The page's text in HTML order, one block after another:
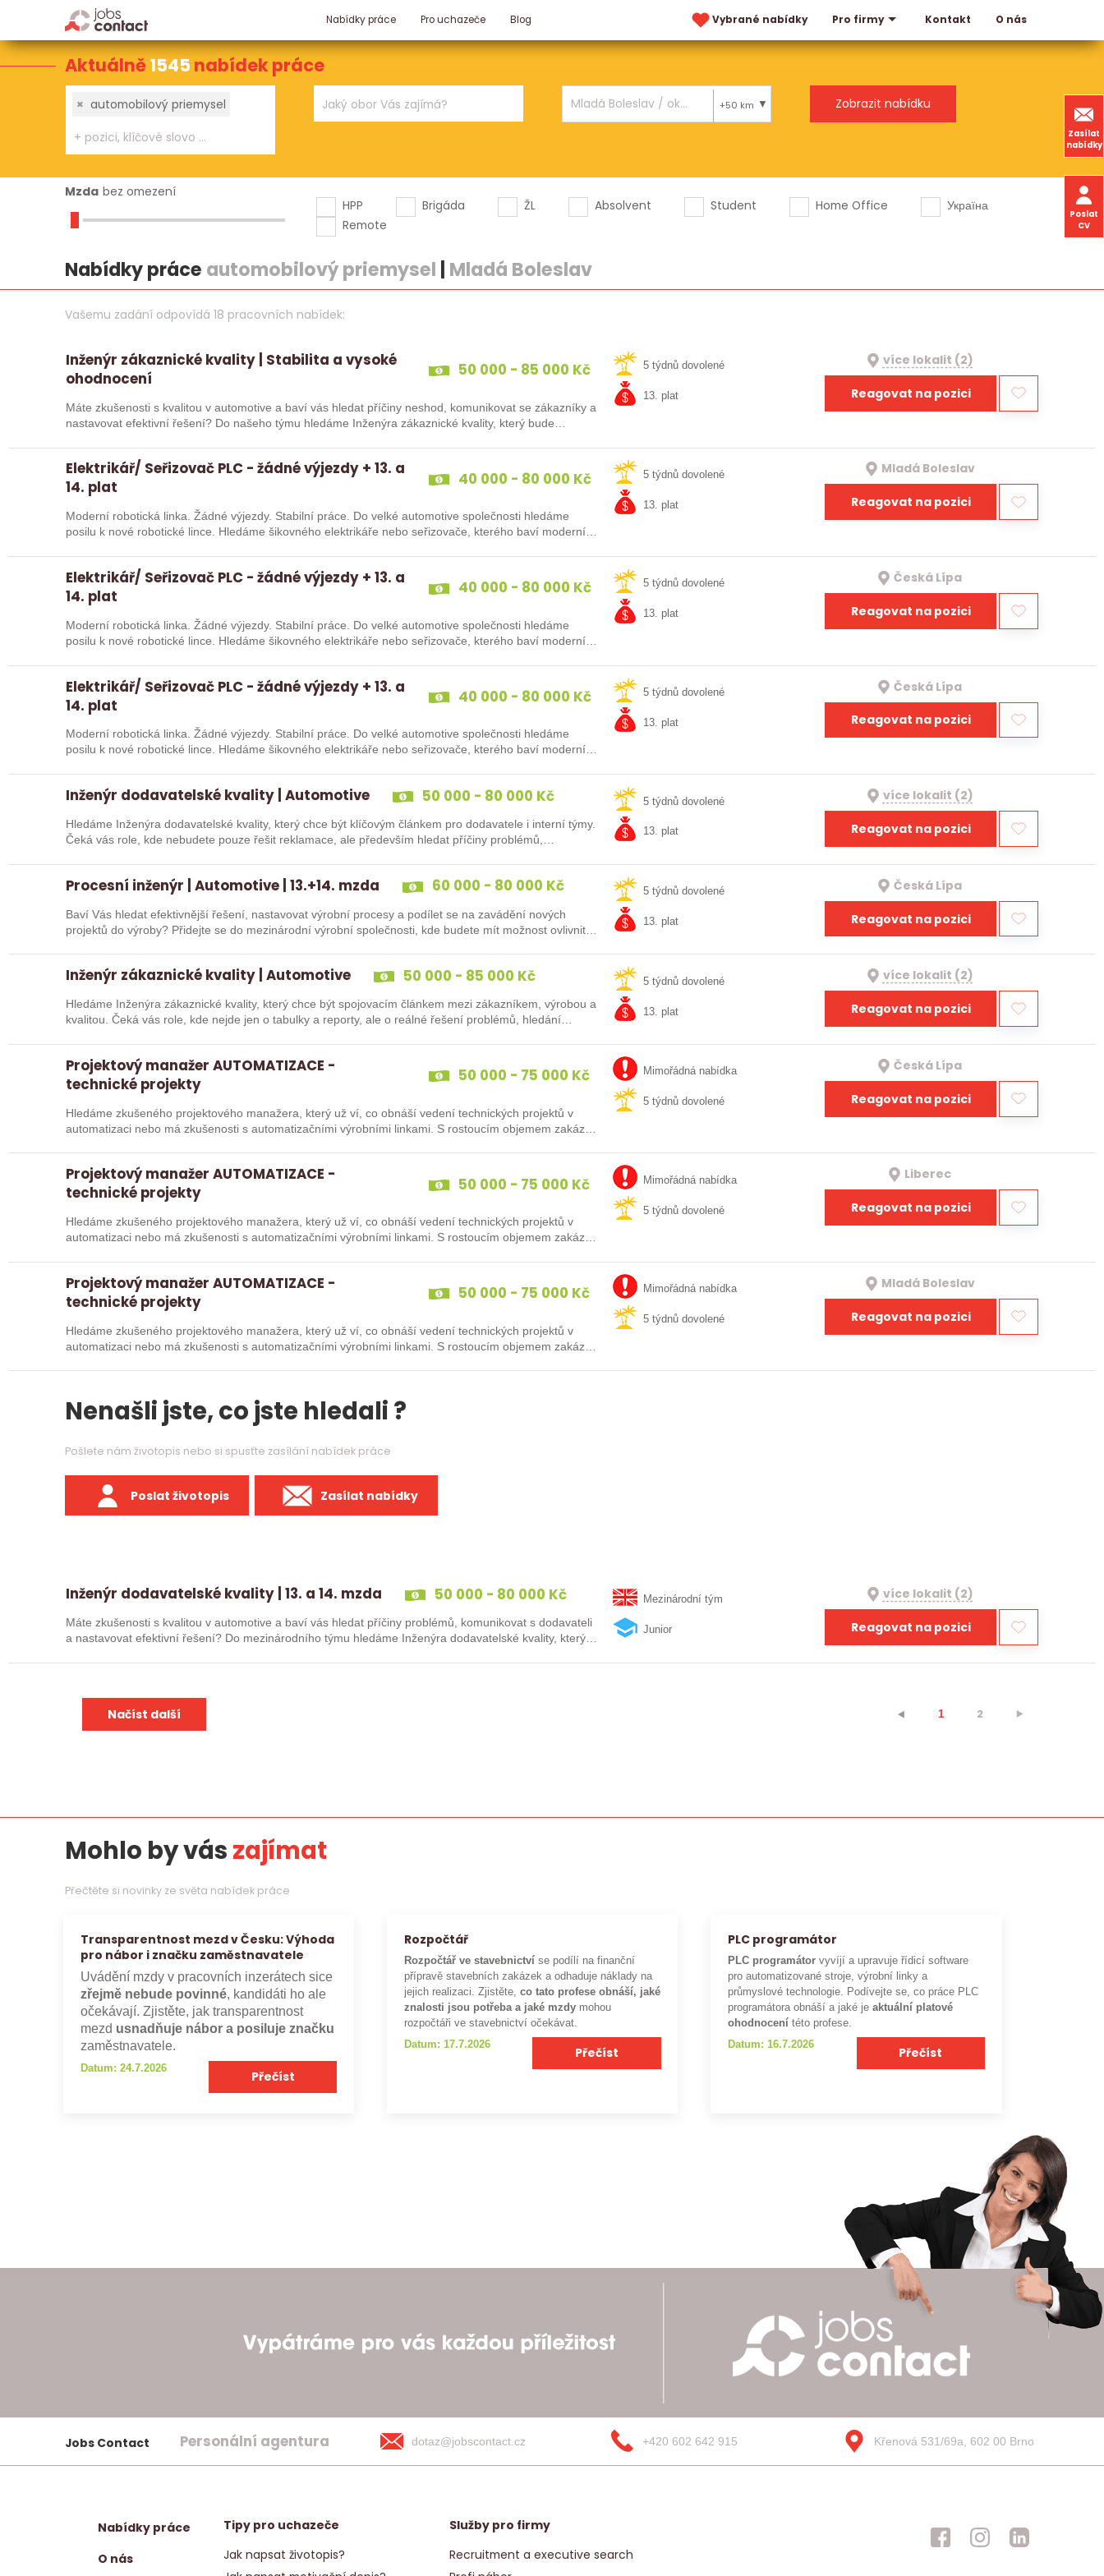
Nabídky práce Pro uchazeče Blog Vybrané nabídky Pro firmy Kontakt O nás
Zasílat
nabídky
Poslat
CV
Aktuálně1545 nabídek práce
× automobilový priemysel +50 km
Mzda bez omezení
HPP
Brigáda ŽL Absolvent Student Home Office
Україна
Remote
Nabídky práce automobilový priemysel Mladá Boleslav
Vašemu zadání odpovídá 18 pracovních nabídek:
Inženýr zákaznické kvality | Stabilita a vysoké
ohodnocení
50 000 - 85 000 Kč
Máte zkušenosti s kvalitou v automotive a baví vás hledat příčiny neshod, komunikovat se zákazníky a
nastavovat efektivní řešení? Do našeho týmu hledáme Inženýra zákaznické kvality, který bude…
5 týdnů dovolené
13. plat
více lokalit (2)
Reagovat na pozici
Elektrikář/ Seřizovač PLC - žádné výjezdy + 13. a
14. plat
40 000 - 80 000 Kč
Moderní robotická linka. Žádné výjezdy. Stabilní práce. Do velké automotive společnosti hledáme
posilu k nové robotické lince. Hledáme šikovného elektrikáře nebo seřizovače, kterého baví moderní…
5 týdnů dovolené
13. plat
Mladá Boleslav
Reagovat na pozici
Elektrikář/ Seřizovač PLC - žádné výjezdy + 13. a
14. plat
40 000 - 80 000 Kč
Moderní robotická linka. Žádné výjezdy. Stabilní práce. Do velké automotive společnosti hledáme
posilu k nové robotické lince. Hledáme šikovného elektrikáře nebo seřizovače, kterého baví moderní…
5 týdnů dovolené
13. plat
Česká Lípa
Reagovat na pozici
Elektrikář/ Seřizovač PLC - žádné výjezdy + 13. a
14. plat
40 000 - 80 000 Kč
Moderní robotická linka. Žádné výjezdy. Stabilní práce. Do velké automotive společnosti hledáme
posilu k nové robotické lince. Hledáme šikovného elektrikáře nebo seřizovače, kterého baví moderní…
5 týdnů dovolené
13. plat
Česká Lípa
Reagovat na pozici
Inženýr dodavatelské kvality | Automotive 50 000 - 80 000 Kč
Hledáme Inženýra dodavatelské kvality, který chce být klíčovým článkem pro dodavatele i interní týmy.
Čeká vás role, kde nebudete pouze řešit reklamace, ale především hledat příčiny problémů,…
5 týdnů dovolené
13. plat
více lokalit (2)
Reagovat na pozici
Procesní inženýr | Automotive | 13.+14. mzda 60 000 - 80 000 Kč
Baví Vás hledat efektivnější řešení, nastavovat výrobní procesy a podílet se na zavádění nových
projektů do výroby? Přidejte se do mezinárodní výrobní společnosti, kde budete mít možnost ovlivnit…
5 týdnů dovolené
13. plat
Česká Lípa
Reagovat na pozici
Inženýr zákaznické kvality | Automotive 50 000 - 85 000 Kč
Hledáme Inženýra zákaznické kvality, který chce být spojovacím článkem mezi zákazníkem, výrobou a
kvalitou. Čeká vás role, kde nejde jen o tabulky a reporty, ale o reálné řešení problémů, hledání…
5 týdnů dovolené
13. plat
více lokalit (2)
Reagovat na pozici
Projektový manažer AUTOMATIZACE -
technické projekty
50 000 - 75 000 Kč
Hledáme zkušeného projektového manažera, který už ví, co obnáší vedení technických projektů v
automatizaci nebo má zkušenosti s automatizačními výrobními linkami. S rostoucím objemem zakázek
Mimořádná nabídka
5 týdnů dovolené
Česká Lípa
Reagovat na pozici
Projektový manažer AUTOMATIZACE -
technické projekty
50 000 - 75 000 Kč
Hledáme zkušeného projektového manažera, který už ví, co obnáší vedení technických projektů v
automatizaci nebo má zkušenosti s automatizačními výrobními linkami. S rostoucím objemem zakázek
Mimořádná nabídka
5 týdnů dovolené
Liberec
Reagovat na pozici
Projektový manažer AUTOMATIZACE -
technické projekty
50 000 - 75 000 Kč
Hledáme zkušeného projektového manažera, který už ví, co obnáší vedení technických projektů v
automatizaci nebo má zkušenosti s automatizačními výrobními linkami. S rostoucím objemem zakázek
Mimořádná nabídka
5 týdnů dovolené
Mladá Boleslav
Reagovat na pozici
Nenašli jste, co jste hledali ?
Pošlete nám životopis nebo si spusťte zasílání nabídek práce
Poslat životopis Zasílat nabídky
Inženýr dodavatelské kvality | 13. a 14. mzda 50 000 - 80 000 Kč
Máte zkušenosti s kvalitou v automotive a baví vás hledat příčiny problémů, komunikovat s dodavateli
a nastavovat efektivní řešení? Do mezinárodního týmu hledáme Inženýra dodavatelské kvality, který…
Mezinárodní tým
Junior
více lokalit (2)
Reagovat na pozici
Načíst další ⯇ 1 2 ⯈
Mohlo by vászajímat
Přečtěte si novinky ze světa nabídek práce
Transparentnost mezd v Česku: Výhoda
pro nábor i značku zaměstnavatele
Uvádění mzdy v pracovních inzerátech sice
zřejmě nebude povinné, kandidáti ho ale
očekávají. Zjistěte, jak transparentnost
mezd usnadňuje nábor a posiluje značku
zaměstnavatele.
Datum: 24.7.2026
Přečíst
Rozpočtář
Rozpočtář ve stavebnictví se podílí na finanční
přípravě stavebních zakázek a odhaduje náklady na
jejich realizaci. Zjistěte,co tato profese obnáší, jaké
znalosti jsou potřeba a jaké mzdy mohou
rozpočtáři ve stavebnictví očekávat.
Datum: 17.7.2026
Přečíst
PLC programátor
PLC programátor vyvíjí a upravuje řídicí software
pro automatizované stroje, výrobní linky a
průmyslové technologie. Podívejte se, co práce PLC
programátora obnáší a jaké je aktuální platové
ohodnocení této profese.
Datum: 16.7.2026
Přečíst
Jobs Contact Personální agentura dotaz@jobscontact.cz +420 602 642 915 Křenová 531/69a, 602 00 Brno
Nabídky práce
O nás
Tipy pro uchazeče
Jak napsat životopis?
Služby pro firmy
Recruitment a executive search